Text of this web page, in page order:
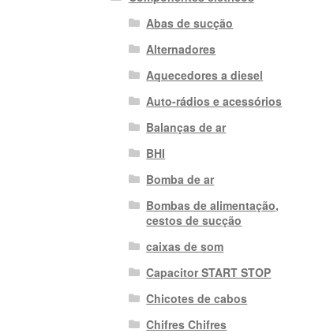
Abas de sucção
Alternadores
Aquecedores a diesel
Auto-rádios e acessórios
Balanças de ar
BHI
Bomba de ar
Bombas de alimentação,
cestos de sucção
caixas de som
Capacitor START STOP
Chicotes de cabos
Chifres Chifres